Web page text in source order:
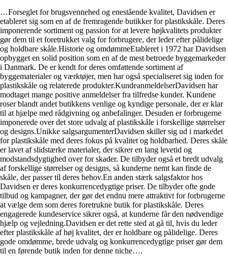
…Forseglet for brugsvennehed og enestående kvalitet, Davidsen er
etableret sig som en af ​​de fremragende butikker for plastikskåle. Deres
imponerende sortiment og passion for at levere højkvalitets produkter
gør dem til et foretrukket valg for forbrugere, der leder efter pålidelige
og holdbare skåle.Historie og omdømmeEtableret i 1972 har Davidsen
opbygget en solid position som en af ​​de mest betroede byggemarkeder
i Danmark. De er kendt for deres omfattende sortiment af
byggematerialer og værktøjer, men har også specialiseret sig inden for
plastikskåle og relaterede produkter.KundeanmeldelserDavidsen har
modtaget mange positive anmeldelser fra tilfredse kunder. Kundene
roser blandt andet butikkens venlige og kyndige personale, der er klar
til at hjælpe med rådgivning og anbefalinger. Desuden er forbrugerne
imponerede over det store udvalg af plastikskåle i forskellige størrelser
og designs.Unikke salgsargumenterDavidsen skiller sig ud i markedet
for plastikskåle med deres fokus på kvalitet og holdbarhed. Deres skåle
er lavet af slidstærke materialer, der sikrer en lang levetid og
modstandsdygtighed over for skader. De tilbyder også et bredt udvalg
af forskellige størrelser og designs, så kunderne nemt kan finde de
skåle, der passer til deres behov.En anden stærk salgsfaktor hos
Davidsen er deres konkurrencedygtige priser. De tilbyder ofte gode
tilbud og kampagner, der gør det endnu mere attraktivt for forbrugerne
at vælge dem som deres foretrukne butik for plastikskåle. Deres
engagerede kundeservice sikrer også, at kunderne får den nødvendige
hjælp og vejledning.Davidsen er det rette sted at gå til, hvis du leder
efter plastikskåle af høj kvalitet, der er holdbare og pålidelige. Deres
gode omdømme, brede udvalg og konkurrencedygtige priser gør dem
til en førende butik inden for denne niche….